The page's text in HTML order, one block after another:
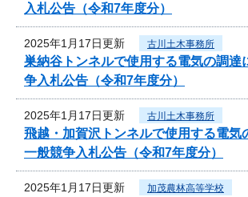
入札公告（令和7年度分）
2025年1月17日更新 古川土木事務所
巣納谷トンネルで使用する電気の調達
争入札公告（令和7年度分）
2025年1月17日更新 古川土木事務所
飛越・加賀沢トンネルで使用する電気
一般競争入札公告（令和7年度分）
2025年1月17日更新 加茂農林高等学校